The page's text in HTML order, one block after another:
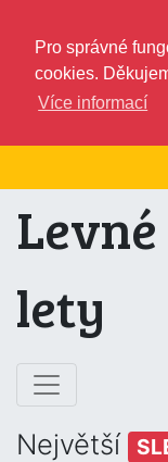
Pro správné
cookies.
Více informací
lety
Největší